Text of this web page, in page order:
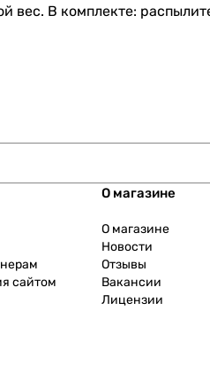
вес. В комплекте:
сайтом
О магазине
О магазине
Новости
Отзывы
Вакансии
Лицензии